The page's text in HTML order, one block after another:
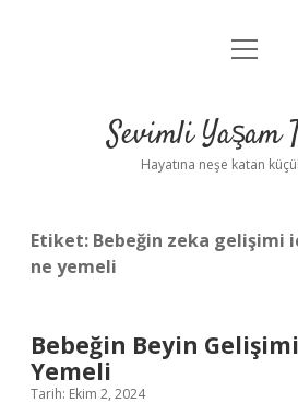
Anasayfa
Yasal Uyarı
menüyü
Sevimli Yaşam
Hayatına neşe katan
Etiket: Bebeğin zeka gelişimi
ne yemeli
Bebeğin Beyin
Yemeli
Tarih: Ekim 2, 2024